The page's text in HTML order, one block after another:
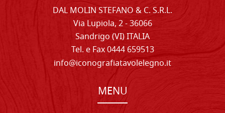
DAL MOLIN STEFANO & C. S.R.L.
Via Lupiola, 2 - 36066
Sandrigo (VI) ITALIA
Tel. e Fax 0444 659513
info@iconografiatavolelegno.it
MENU